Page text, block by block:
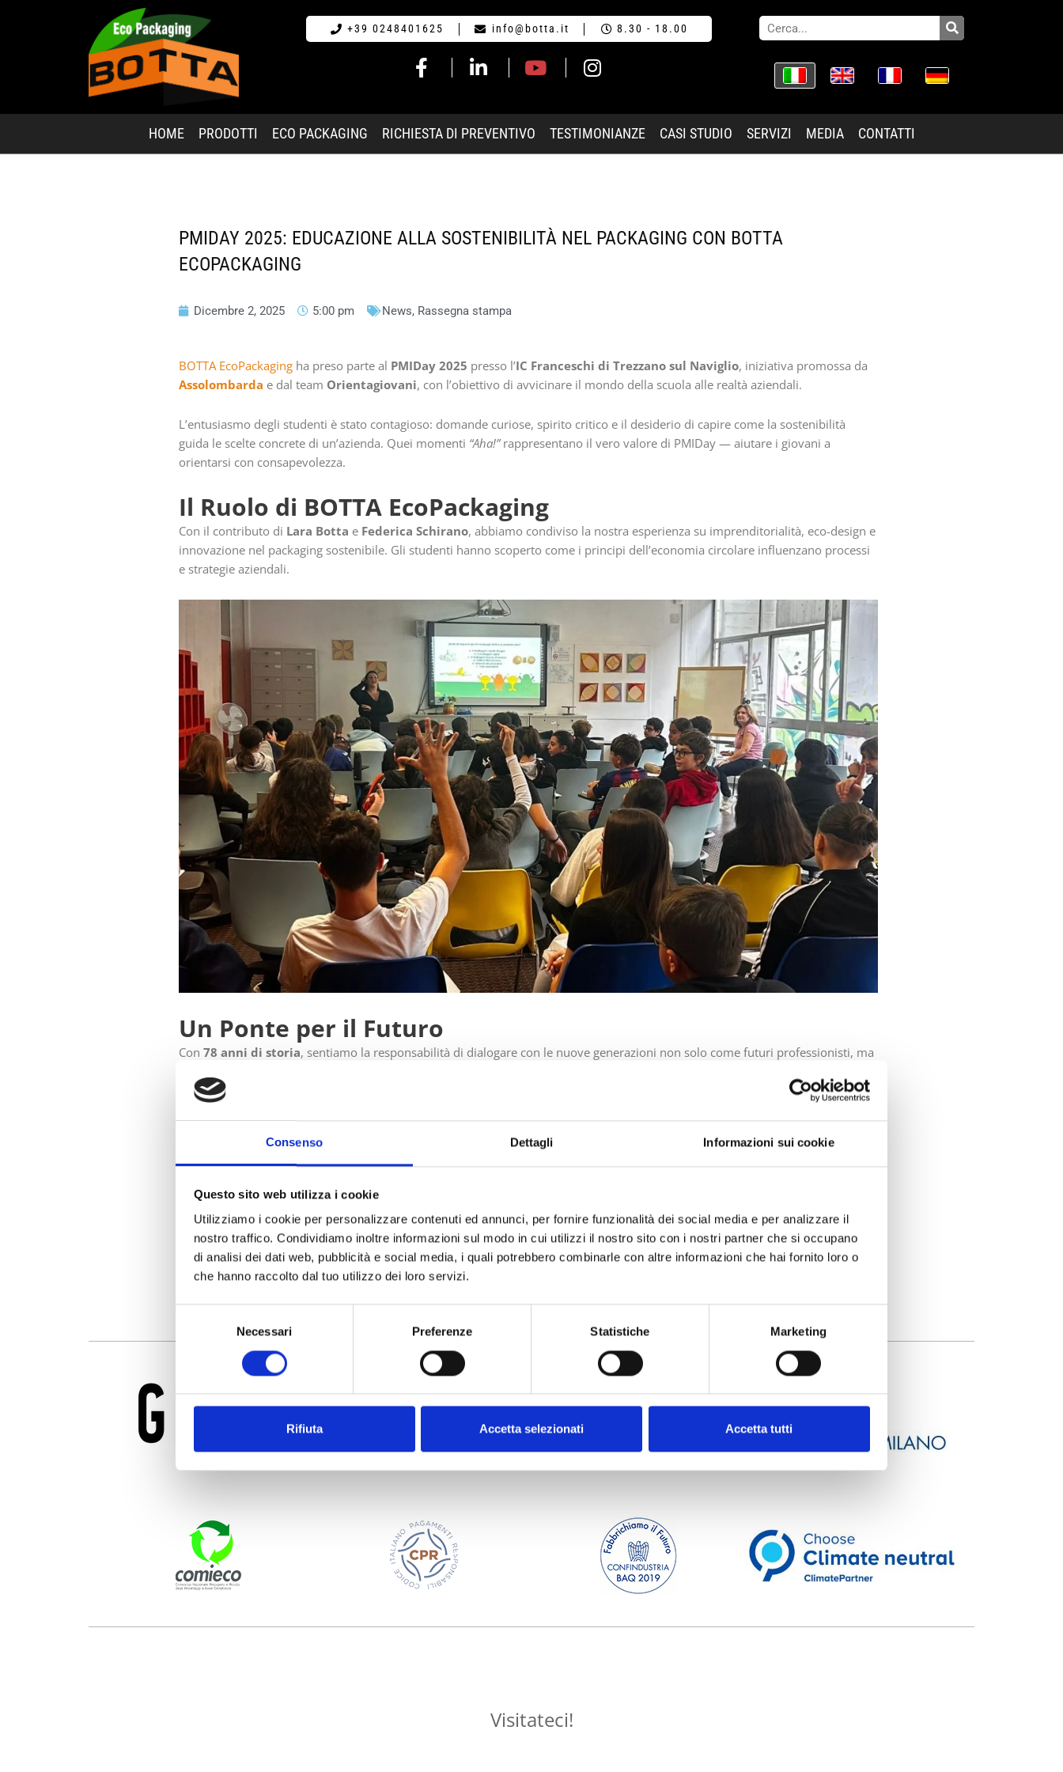
Consenso Dettagli Informazioni sui cookie
Questo sito web utilizza i cookie
Utilizziamo i cookie per personalizzare contenuti ed annunci, per fornire funzionalità dei social media e per analizzare il
nostro traffico. Condividiamo inoltre informazioni sul modo in cui utilizzi il nostro sito con i nostri partner che si occupano
di analisi dei dati web, pubblicità e social media, i quali potrebbero combinarle con altre informazioni che hai fornito loro o
che hanno raccolto dal tuo utilizzo dei loro servizi.
Necessari Preferenze Statistiche Marketing
Rifiuta Accetta selezionati Accetta tutti
+39 0248401625 info@botta.it 8.30 - 18.00
HOME PRODOTTI ECO PACKAGING RICHIESTA DI PREVENTIVO TESTIMONIANZE CASI STUDIO SERVIZI MEDIA CONTATTI
PMIDAY 2025: EDUCAZIONE ALLA SOSTENIBILITÀ NEL PACKAGING CON BOTTA
ECOPACKAGING
Dicembre 2, 2025 5:00 pm News, Rassegna stampa
BOTTA EcoPackaging ha preso parte al PMIDay 2025 presso l’IC Franceschi di Trezzano sul Naviglio, iniziativa promossa da
Assolombarda e dal team Orientagiovani, con l’obiettivo di avvicinare il mondo della scuola alle realtà aziendali.
L’entusiasmo degli studenti è stato contagioso: domande curiose, spirito critico e il desiderio di capire come la sostenibilità
guida le scelte concrete di un’azienda. Quei momenti “Aha!”rappresentano il vero valore di PMIDay — aiutare i giovani a
orientarsi con consapevolezza.
Il Ruolo di BOTTA EcoPackaging
Con il contributo di Lara Botta e Federica Schirano, abbiamo condiviso la nostra esperienza su imprenditorialità, eco-design e
innovazione nel packaging sostenibile. Gli studenti hanno scoperto come i principi dell’economia circolare influenzano processi
e strategie aziendali.
Un Ponte per il Futuro
Con 78 anni di storia, sentiamo la responsabilità di dialogare con le nuove generazioni non solo come futuri professionisti, ma
PMIDay ha dimostrato che scegliere il proprio futuro significa fare domande, osservare e rimanere curiosi.
ECOMONDO 2025: BOTTA EcoPackaging ha presentato l’Eco-Paper Cushioning Bag a Rimini
BOTTA EcoPackaging a SMAU Milano 2025: Innovazione ed Efficienza nei Processi
Visitateci!